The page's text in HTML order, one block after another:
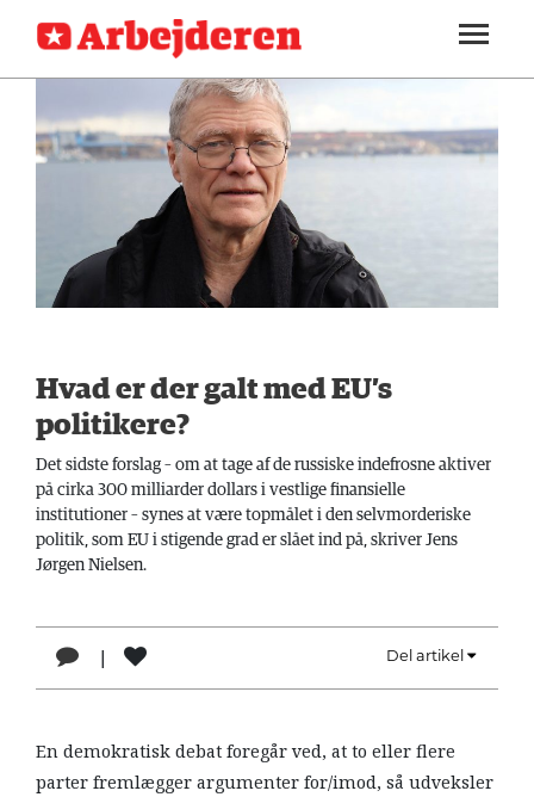
SEKTIONER
ARBEJDEREN
MENER
FAGLIGT
INDLAND
UDLAND
KALENDER
BLOGS
DEBAT
LÆSER
NAVNE
TEORI
SOUNDCLOUD
ABONNER
LOG IND
Hvad er der galt med EU’s
politikere?
Det sidste forslag – om at tage af de russiske indefrosne aktiver
på cirka 300 milliarder dollars i vestlige finansielle
institutioner – synes at være topmålet i den selvmorderiske
politik, som EU i stigende grad er slået ind på, skriver Jens
Jørgen Nielsen.
| Del artikel
En demokratisk debat foregår ved, at to eller flere
parter fremlægger argumenter for/imod, så udveksler